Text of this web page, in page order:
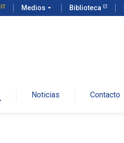
Medios arrow_drop_down Biblioteca
Noticias Contacto